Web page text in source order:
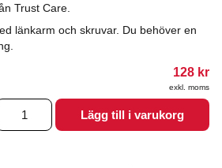
Trust Care.
länkarm och skruvar. Du behöver en
128 kr
exkl. moms
monteringsskruvar
Lägg till i varukorg